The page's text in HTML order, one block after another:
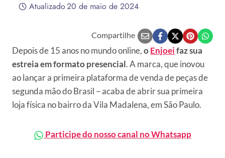
Atualizado20 de maio de 2024
Compartilhe
Depois de 15 anos no mundo online,o Enjoeifaz sua
estreia em formato presencial. A marca, que inovou
ao lançar a primeira plataforma de venda de peças de
segunda mão do Brasil – acaba de abrir sua primeira
loja física no bairro da Vila Madalena, em São Paulo.
Participe do nosso canal no Whatsapp